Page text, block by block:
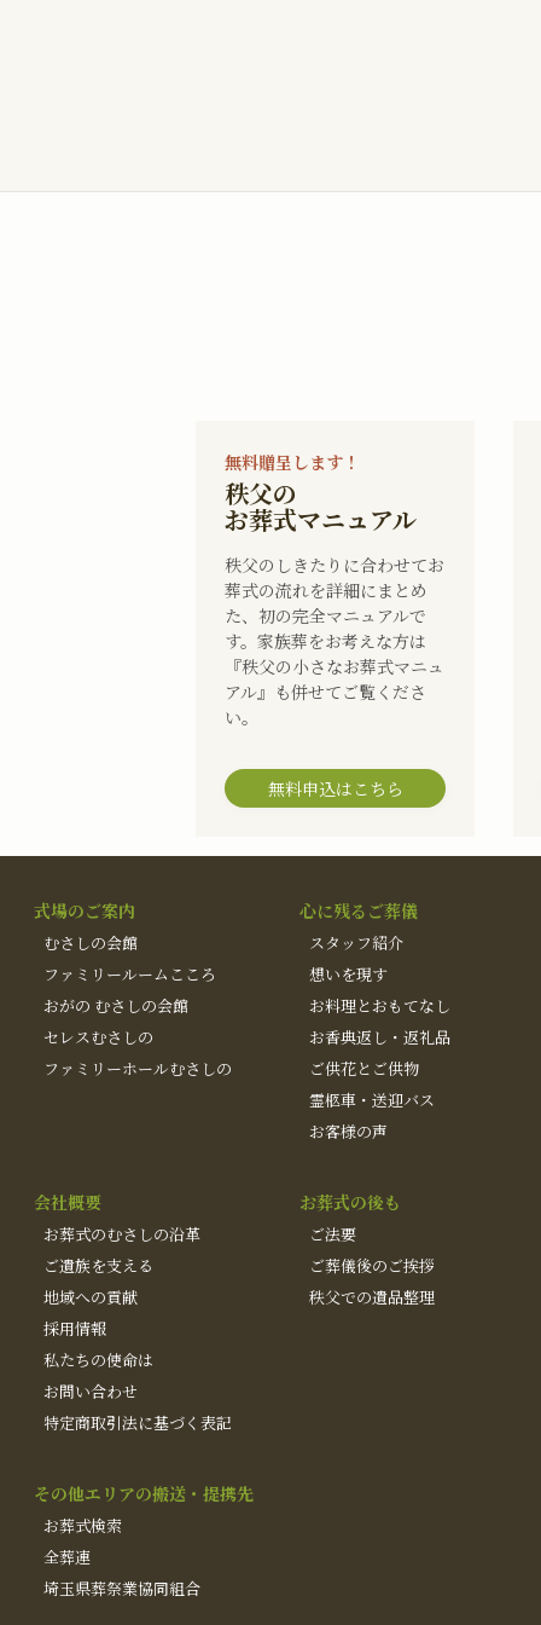
無料贈呈します！
秩父の
お葬式マニュアル
秩父のしきたりに合わせてお
葬式の流れを詳細にまとめ
た、初の完全マニュアルで
す。家族葬をお考えな方は
『秩父の小さなお葬式マニュ
アル』も併せてご覧くださ
い。
無料申込はこちら
式場のご案内
むさしの会館
ファミリールームこころ
おがの むさしの会館
セレスむさしの
ファミリーホールむさしの
心に残るご葬儀
スタッフ紹介
想いを現す
お料理とおもてなし
お香典返し・返礼品
ご供花とご供物
霊柩車・送迎バス
お客様の声
会社概要
お葬式のむさしの沿革
ご遺族を支える
地域への貢献
採用情報
私たちの使命は
お問い合わせ
特定商取引法に基づく表記
お葬式の後も
ご法要
ご葬儀後のご挨拶
秩父での遺品整理
その他エリアの搬送・提携先
お葬式検索
全葬連
埼玉県葬祭業協同組合